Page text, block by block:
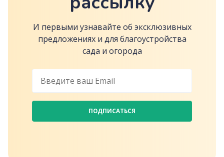
И первыми узнавайте об эксклюзивных
предложениях и для благоустройства
сада и огорода
ПОДПИСАТЬСЯ